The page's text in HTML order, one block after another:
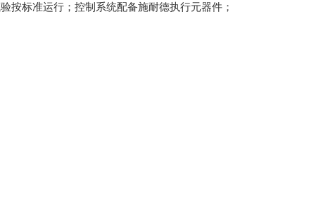
标准运行；控制系统配备施耐德执行元器件；